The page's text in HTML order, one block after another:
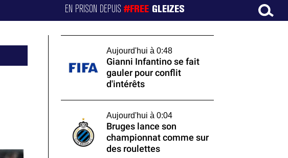
EN PRISON DEPUIS#FREE GLEIZES
Aujourd'hui à 0:48
Gianni Infantino se fait
gauler pour conflit
d'intérêts
Aujourd'hui à 0:04
Bruges lance son
championnat comme sur
des roulettes